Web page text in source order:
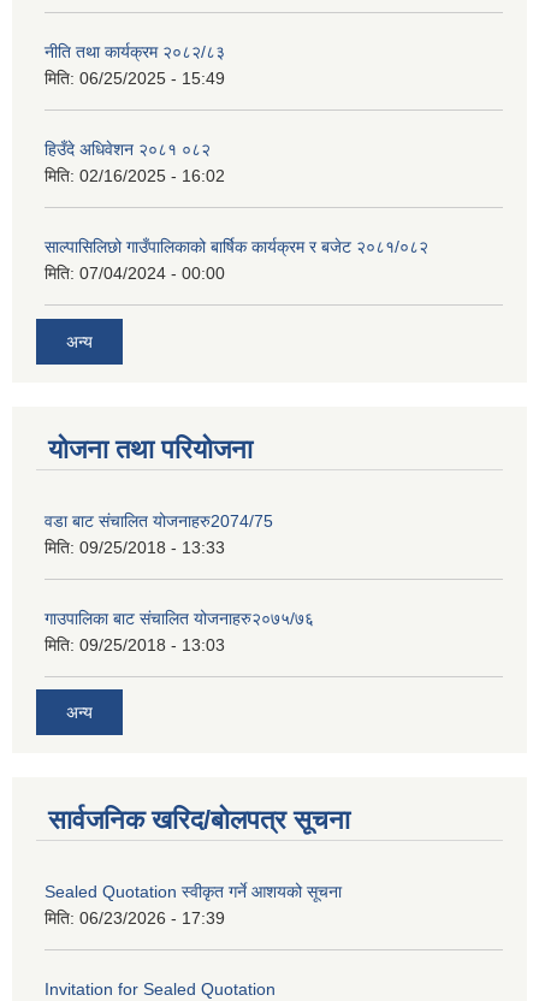
नीति तथा कार्यक्रम २०८२/८३
मिति: 06/25/2025 - 15:49
हिउँदे अधिवेशन २०८१ ०८२
मिति: 02/16/2025 - 16:02
साल्पासिलिछो गाउँपालिकाको बार्षिक कार्यक्रम र बजेट २०८१/०८२
मिति: 07/04/2024 - 00:00
अन्य
योजना तथा परियोजना
वडा बाट संचालित योजनाहरु2074/75
मिति: 09/25/2018 - 13:33
गाउपालिका बाट संचालित योजनाहरु२०७५/७६
मिति: 09/25/2018 - 13:03
अन्य
सार्वजनिक खरिद/बोलपत्र सूचना
Sealed Quotation स्वीकृत गर्ने आशयको सूचना
मिति: 06/23/2026 - 17:39
Invitation for Sealed Quotation